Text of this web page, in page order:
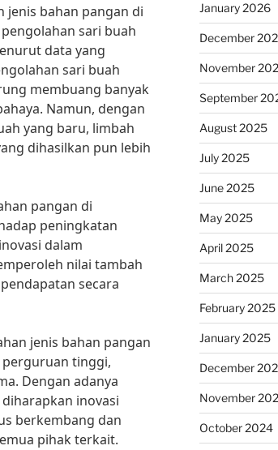
jenis bahan pangan di
sari buah
data yang
sari buah
membuang banyak
Namun, dengan
yang baru, limbah
dihasilkan pun lebih
pangan di
peningkatan
dalam
nilai tambah
secara
jenis bahan pangan
tinggi,
Dengan adanya
inovasi
berkembang dan
pihak terkait.
January 2026
December
November
September
August 2025
July 2025
June 2025
May 2025
April 2025
March 2025
February 2025
January 2025
December
November
October 2024